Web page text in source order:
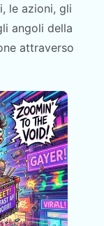
le azioni, gli
angoli della
attraverso